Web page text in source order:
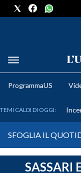
METEO
CRONACA SARDEGNA
ProgrammaUS
TEMI CALDI DI OGGI:
SFOGLIA IL
SASSARI